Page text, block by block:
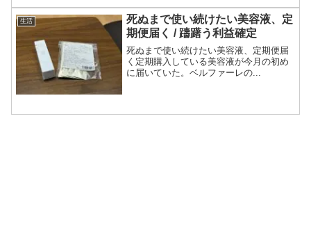
生活
死ぬまで使い続けたい美容液、定
期便届く / 躊躇う利益確定
死ぬまで使い続けたい美容液、定期便届
く定期購入している美容液が今月の初め
に届いていた。ベルファーレの...